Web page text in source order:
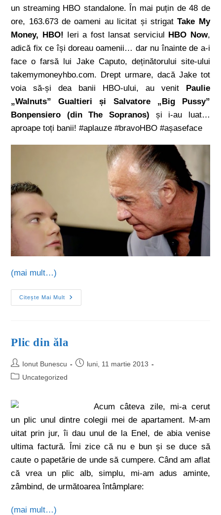
un streaming HBO standalone. În mai puțin de 48 de
ore, 163.673 de oameni au licitat și strigatTake My
Money, HBO! Ieri a fost lansat serviciul HBO Now,
adică fix ce își doreau oamenii… dar nu înainte de a-i
face o farsă lui Jake Caputo, deținătorului site-ului
takemymoneyhbo.com. Drept urmare, dacă Jake tot
voia să-și dea banii HBO-ului, au venit Paulie
„Walnuts” Gualtieri și Salvatore „Big Pussy”
Bonpensiero (din The Sopranos) și i-au luat…
aproape toți banii! #aplauze #bravoHBO #așaseface
(mai mult…)
Citește Mai Mult
Plic din ăla
Ionut Bunescu
luni, 11 martie 2013
Uncategorized
Acum câteva zile, mi-a cerut
un plic unul dintre colegii mei de apartament. M-am
uitat prin jur, îi dau unul de la Enel, de abia venise
ultima factură. Îmi zice că nu e bun și se duce să
caute o papetărie de unde să cumpere. Când am aflat
că vrea un plic alb, simplu, mi-am adus aminte,
zâmbind, de următoarea întâmplare:
(mai mult…)